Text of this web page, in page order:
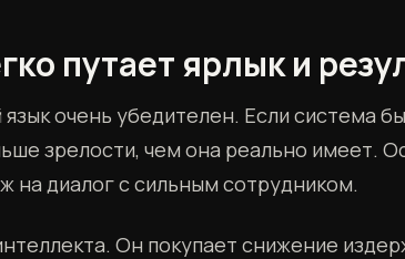
путает ярлык и
очень убедителен. Если система
зрелости, чем она реально имеет.
на диалог с сильным сотрудником.
Он покупает снижение